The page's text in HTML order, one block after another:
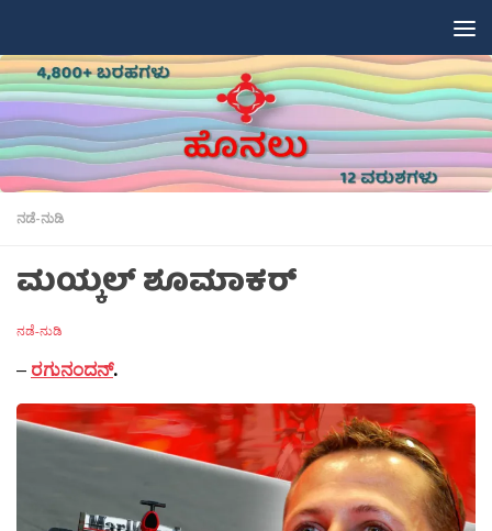
ನಡೆ-ನುಡಿ
ಮಯ್ಕಲ್ ಶೂಮಾಕರ್
ನಡೆ-ನುಡಿ
– ರಗುನಂದನ್.